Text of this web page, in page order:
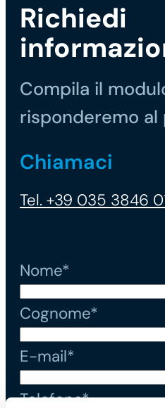
Richiedi
Compila il
risponderemo al
Chiamaci
Tel. +39 035 3846
Nome*
Cognome*
E-mail*
Telefono*